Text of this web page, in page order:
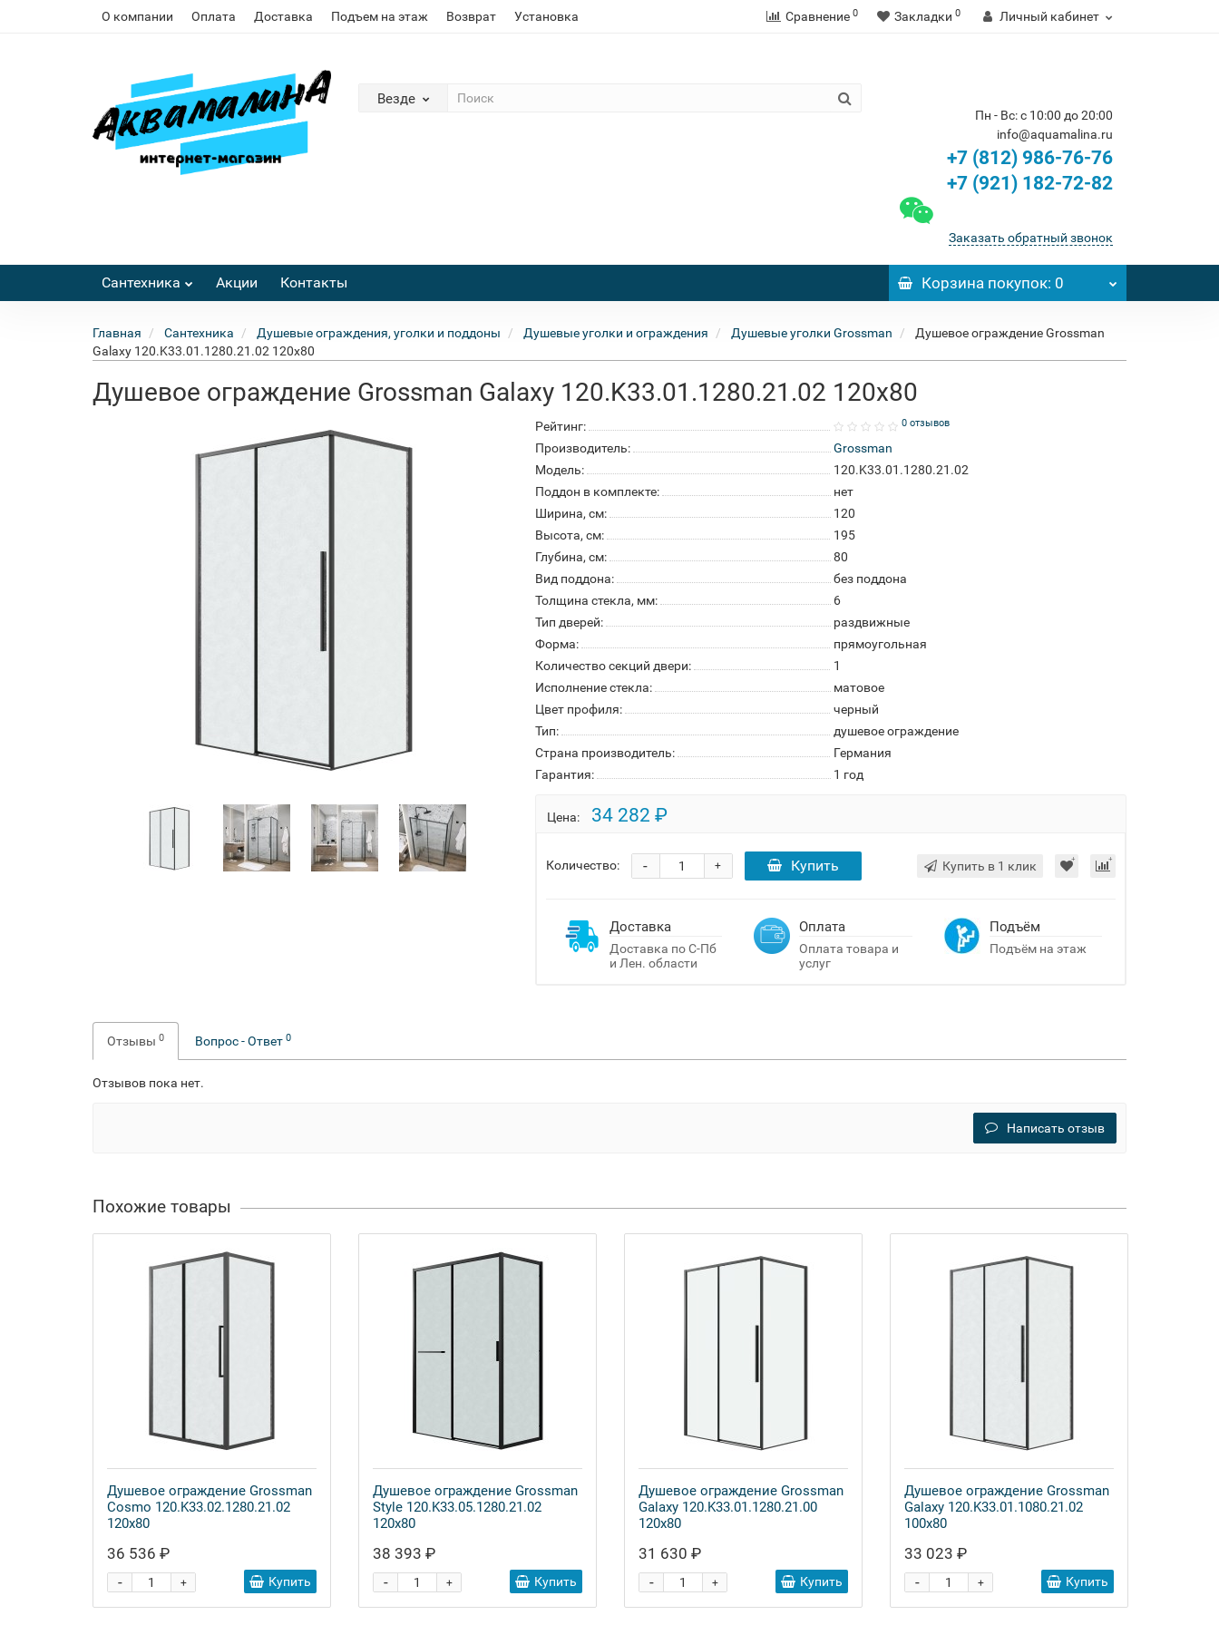
О компании Оплата Доставка Подъем на этаж Возврат Установка Сравнение 0 Закладки 0 Личный кабинет
Везде
Пн - Вс: с 10:00 до 20:00
info@aquamalina.ru
+7 (812) 986-76-76
+7 (921) 182-72-82
Заказать обратный звонок
Сантехника Акции Контакты Корзинапокупок: 0
Главная Сантехника Душевые ограждения, уголки и поддоны Душевые уголки и ограждения Душевые уголки Grossman
Душевое ограждение Grossman
Galaxy 120.K33.01.1280.21.02 120x80
Душевое ограждение Grossman Galaxy 120.K33.01.1280.21.02 120x80
Рейтинг: 0 отзывов
Производитель:
Grossman
Модель:
120.K33.01.1280.21.02
Поддон в комплекте:
нет
Ширина, см:
120
Высота, см:
195
Глубина, см:
80
Вид поддона:
без поддона
Толщина стекла, мм:
6
Тип дверей:
раздвижные
Форма:
прямоугольная
Количество секций двери:
1
Исполнение стекла:
матовое
Цвет профиля:
черный
Тип:
душевое ограждение
Страна производитель:
Германия
Гарантия:
1 год
Цена: 34 282 ₽
Количество: +
- Купить Купить в 1 клик
Доставка
Доставка по С-Пб
и Лен. области
Оплата
Оплата товара и
услуг
Подъём
Подъём на этаж
Отзывы 0 Вопрос - Ответ 0
Отзывов пока нет.
Написать отзыв
Похожие товары
Душевое ограждение Grossman
Cosmo 120.K33.02.1280.21.02
120x80
36 536 ₽
+
- Купить
Душевое ограждение Grossman
Style 120.K33.05.1280.21.02
120x80
38 393 ₽
+
- Купить
Душевое ограждение Grossman
Galaxy 120.K33.01.1280.21.00
120x80
31 630 ₽
+
- Купить
Душевое ограждение Grossman
Galaxy 120.K33.01.1080.21.02
100x80
33 023 ₽
+
- Купить